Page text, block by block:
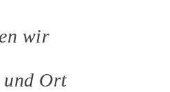
wir
und Ort